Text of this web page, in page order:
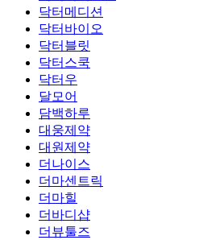
닥터메디션
닥터바이오
닥터블릿
닥터스쿡
닥터우
달모어
담백하루
대웅제약
대원제약
더나이스
더마센트릭
더마힐
더바디샵
더뷰툴즈